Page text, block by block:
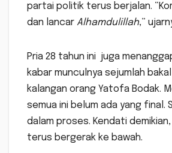
partai politik terus berjalan.
dan lancar Alhamdulillah,”
Pria 28 tahun ini juga
kabar munculnya sejumlah
kalangan orang Yatofa Bodak.
semua ini belum ada yang final.
dalam proses. Kendati
terus bergerak ke bawah.